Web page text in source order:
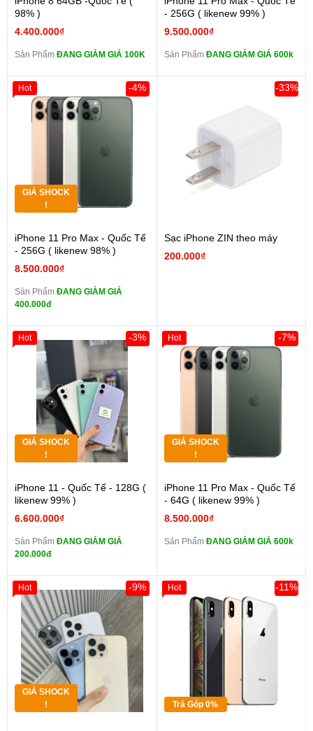
98% )
4.400.000₫
Sản Phẩm ĐANG GIẢM GIÁ 100K
- 256G ( likenew 99% )
9.500.000₫
Sản Phẩm ĐANG GIẢM GIÁ 600k
GIÁ SHOCK
!
iPhone 11 Pro Max - Quốc Tế
- 256G ( likenew 98% )
8.500.000₫
-4%
Sản Phẩm ĐANG GIẢM GIÁ
400.000đ
Hot
Sạc iPhone ZIN theo máy
200.000₫
-33%
GIÁ SHOCK
!
iPhone 11 - Quốc Tế - 128G (
likenew 99% )
6.600.000₫
-3%
Sản Phẩm ĐANG GIẢM GIÁ
200.000đ
Hot
GIÁ SHOCK
!
iPhone 11 Pro Max - Quốc Tế
- 64G ( likenew 99% )
8.500.000₫
-7%
Sản Phẩm ĐANG GIẢM GIÁ 600k
Hot
GIÁ SHOCK
!
-9%
Hot
Trả Góp 0%
-11%
Hot